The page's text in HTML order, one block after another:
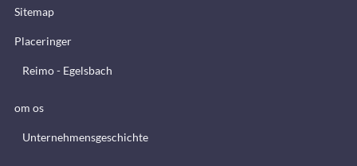
Sitemap
Placeringer
Reimo - Egelsbach
om os
Unternehmensgeschichte